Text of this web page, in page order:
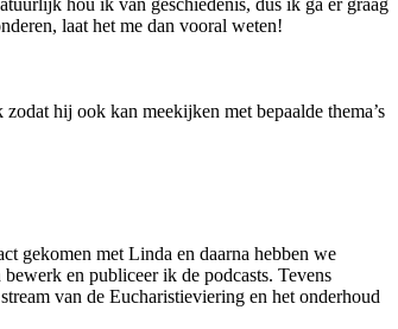
laat het me dan vooral weten!
hij ook kan meekijken met bepaalde thema’s
gekomen met Linda en daarna hebben we
en publiceer ik de podcasts. Tevens
van de Eucharistieviering en het onderhoud